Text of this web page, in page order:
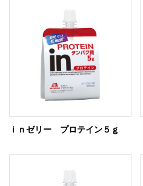
ｉｎゼリー プロテイン５ｇ